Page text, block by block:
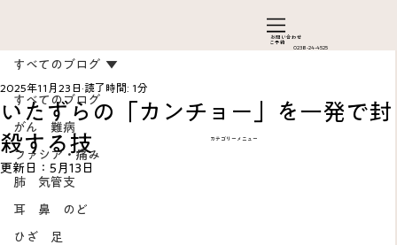
お問い合わ​せ
ご予約
0238-24-4525
すべてのブログ
がん 難病
ファシア・痛み
肺 気管支
耳 鼻 のど
ひざ 足
すべてのブログ
いたずらの「カンチョー」を一発で封
殺する技
2025年11月23日 読了時間: 1分
更新日： 5月13日
カテゴリーメニュー